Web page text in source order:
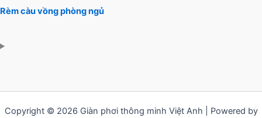
Rèm càu vồng phòng ngủ
Copyright © 2026 Giàn phơi thông minh Việt Anh | Powered by